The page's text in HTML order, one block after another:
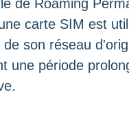
de Roaming
carte SIM est
de son réseau
une période